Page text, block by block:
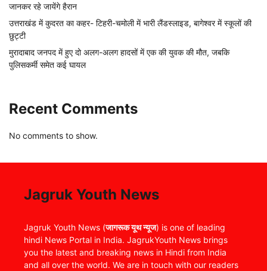
जानकर रहे जायेंगे हैरान
उत्तराखंड में कुदरत का कहर- टिहरी-चमोली में भारी लैंडस्लाइड, बागेश्वर में स्कूलों की
छुट्टी
मुरादाबाद जनपद में हुए दो अलग-अलग हादसों में एक की युवक की मौत, जबकि
पुलिसकर्मी समेत कई घायल
Recent Comments
No comments to show.
Jagruk Youth News
Jagruk Youth News (जागरूक यूथ न्यूज) is one of leading
hindi News Portal in India. JagrukYouth News brings
you the latest and breaking news in Hindi from India
and all over the world. We are in touch with our readers